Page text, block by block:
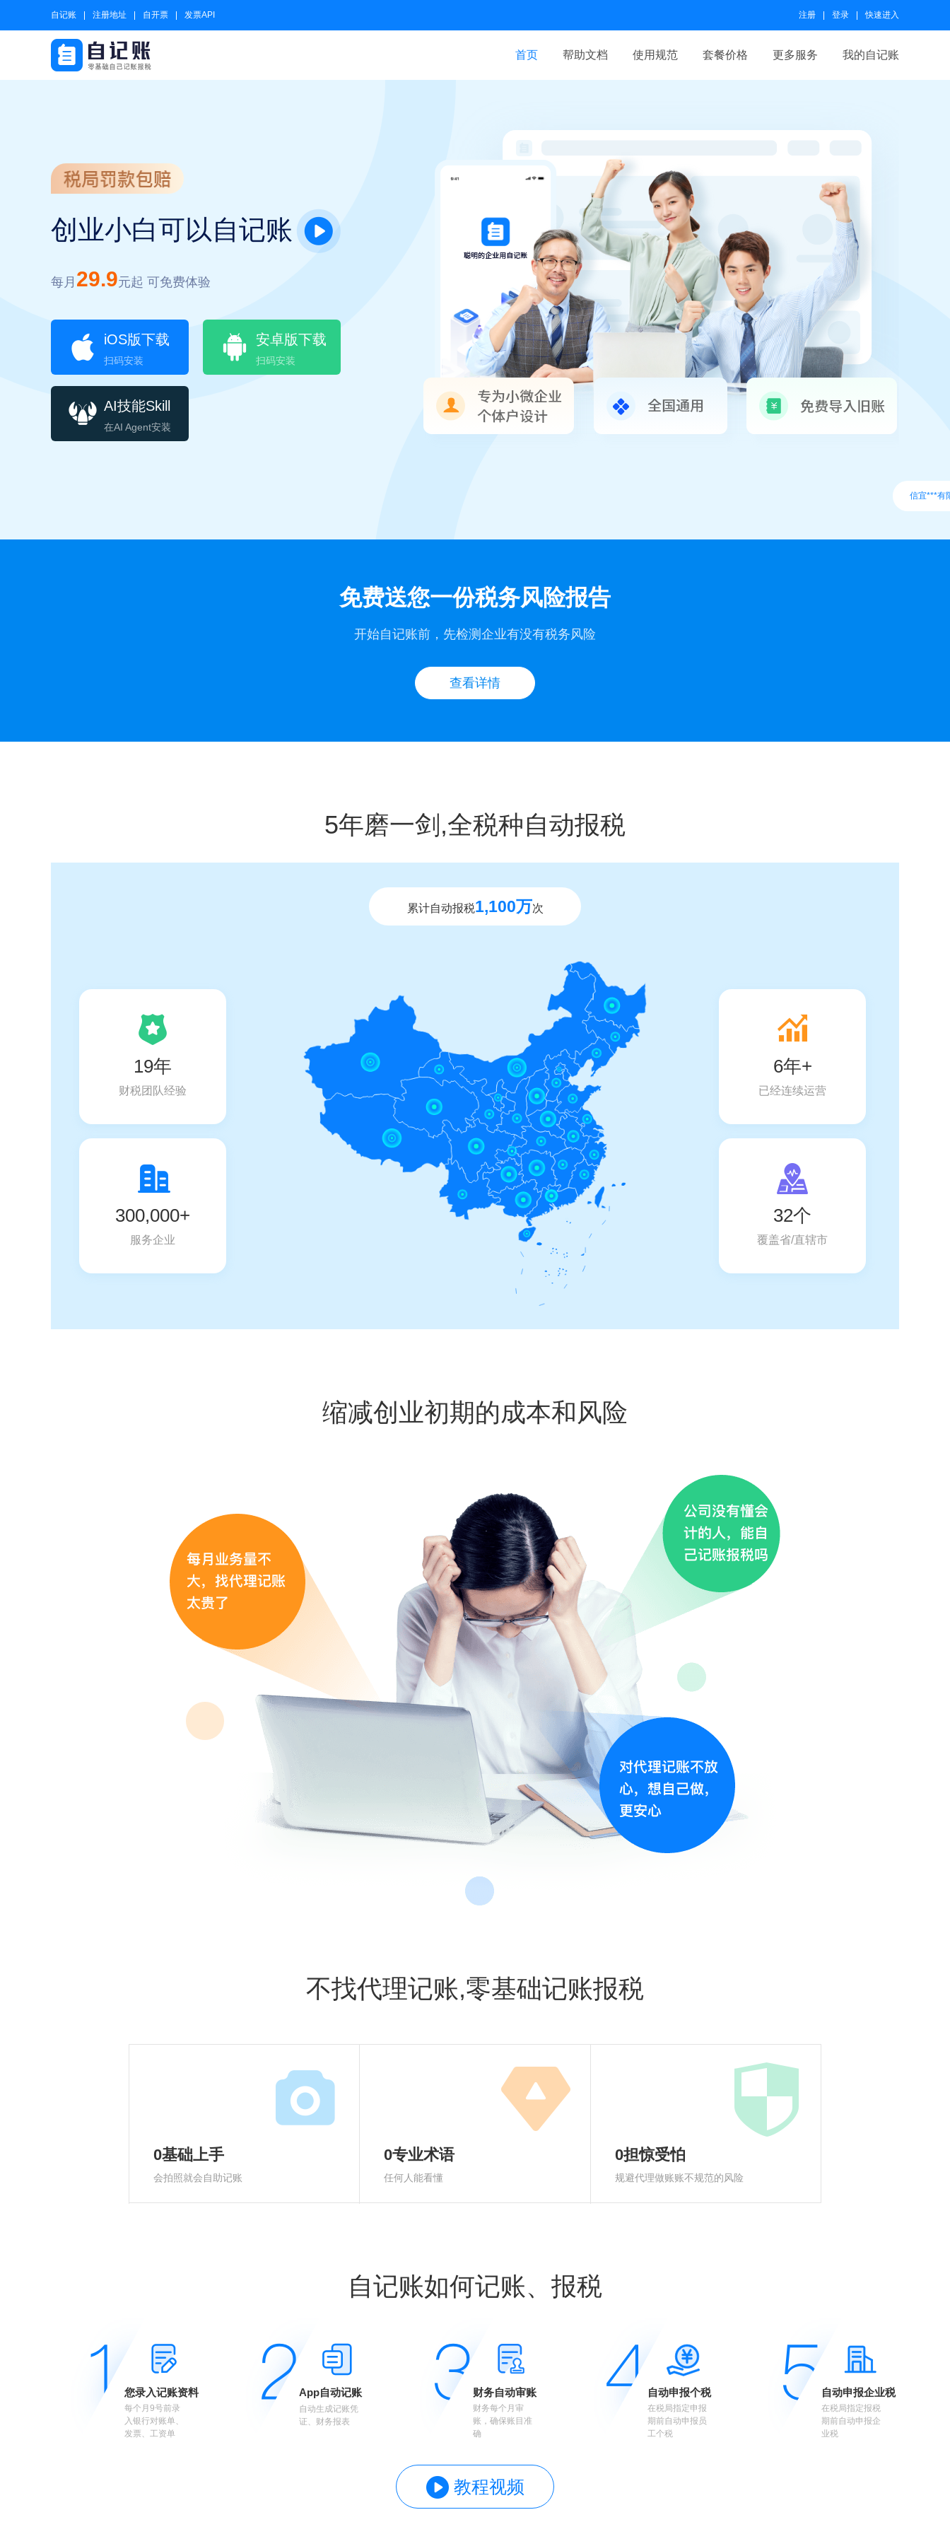
自记账 注册地址 自开票 发票API 注册 登录 快速进入
首页 帮助文档 使用规范 套餐价格 更多服务 我的自记账
创业小白可以自记账
每月 29.9元起 可免费体验
iOS版下载
扫码安装
安卓版下载
扫码安装
AI技能Skill
在AI Agent安装
信宜***有限公司
免费送您一份税务风险报告
开始自记账前，先检测企业有没有税务风险
查看详情
5年磨一剑,全税种自动报税
累计自动报税1,100万次
19年
财税团队经验
300,000+
服务企业
6年+
已经连续运营
32个
覆盖省/直辖市
缩减创业初期的成本和风险
不找代理记账,零基础记账报税
0基础上手
会拍照就会自助记账
0专业术语
任何人能看懂
0担惊受怕
规避代理做账账不规范的风险
自记账如何记账、报税
您录入记账资料
每个月9号前录
入银行对账单、
发票、工资单
App自动记账
自动生成记账凭
证、财务报表
财务自动审账
财务每个月审
账，确保账目准
确
自动申报个税
在税局指定申报
期前自动申报员
工个税
自动申报企业税
在税局指定报税
期前自动申报企
业税
教程视频